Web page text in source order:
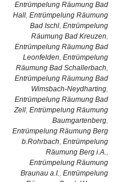
Entrümpelung Räumung Bad
Hall, Entrümpelung Räumung
Bad Ischl, Entrümpelung
Räumung Bad Kreuzen,
Entrümpelung Räumung Bad
Leonfelden, Entrümpelung
Räumung Bad Schallerbach,
Entrümpelung Räumung Bad
Wimsbach-Neydharting,
Entrümpelung Räumung Bad
Zell, Entrümpelung Räumung
Baumgartenberg,
Entrümpelung Räumung Berg
b.Rohrbach, Entrümpelung
Räumung Berg i.A.,
Entrümpelung Räumung
Braunau a.I., Entrümpelung